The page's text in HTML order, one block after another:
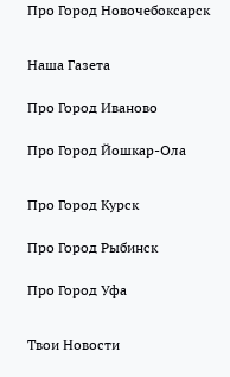
Про Город Новочебоксарск
Наша Газета
Про Город Иваново
Про Город Йошкар-Ола
Про Город Курск
Про Город Рыбинск
Про Город Уфа
Твои Новости